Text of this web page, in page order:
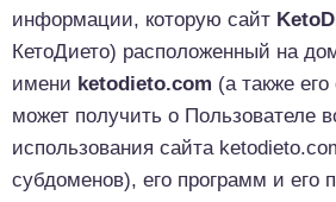
информации, которую сайт
КетоДието) расположенный на
имени ketodieto.com (а также
может получить о Пользователе
использования сайта
субдоменов), его программ и его